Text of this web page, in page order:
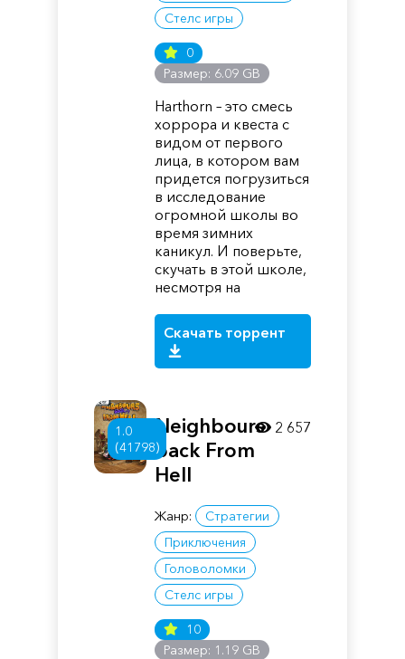
Стелс игры
0
Размер: 6.09 GB
Harthorn – это смесь
хоррора и квеста с
видом от первого
лица, в котором вам
придется погрузиться
в исследование
огромной школы во
время зимних
каникул. И поверьте,
скучать в этой школе,
несмотря на
Скачать торрент
1.0
(41798)
Neighbours
back From
Hell
Жанр:
Стратегии
Приключения
Головоломки
Стелс игры
10
Размер: 1.19 GB
2 657